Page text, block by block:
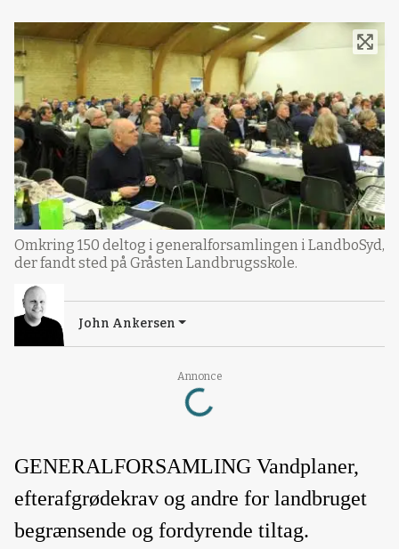
Annonce
Loading...
Omkring 150 deltog i generalforsamlingen i LandboSyd,
der fandt sted på Gråsten Landbrugsskole.
John Ankersen
GENERALFORSAMLING Vandplaner,
efterafgrødekrav og andre for landbruget
begrænsende og fordyrende tiltag.